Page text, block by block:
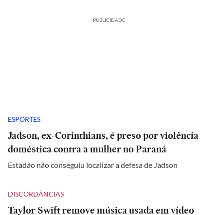
PUBLICIDADE
ESPORTES
Jadson, ex-Corinthians, é preso por violência
doméstica contra a mulher no Paraná
Estadão não conseguiu localizar a defesa de Jadson
DISCORDÂNCIAS
Taylor Swift remove música usada em vídeo